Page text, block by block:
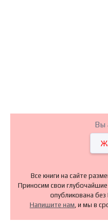
Вы
Все книги на сайте
Приносим свои
опубликована без
Напишите нам, и мы в